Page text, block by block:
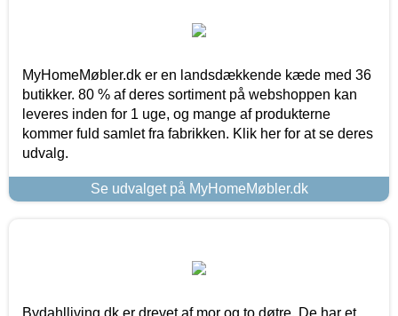
MyHomeMøbler.dk er en landsdækkende kæde med 36
butikker. 80 % af deres sortiment på webshoppen kan
leveres inden for 1 uge, og mange af produkterne
kommer fuld samlet fra fabrikken. Klik her for at se deres
udvalg.
Se udvalget på MyHomeMøbler.dk
Bydahlliving.dk er drevet af mor og to døtre. De har et